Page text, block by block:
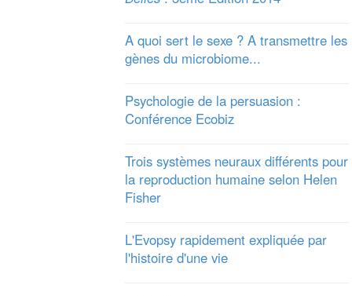
A quoi sert le sexe ? A transmettre les
gènes du microbiome...
Psychologie de la persuasion :
Conférence Ecobiz
Trois systèmes neuraux différents pour
la reproduction humaine selon Helen
Fisher
L'Evopsy rapidement expliquée par
l'histoire d'une vie